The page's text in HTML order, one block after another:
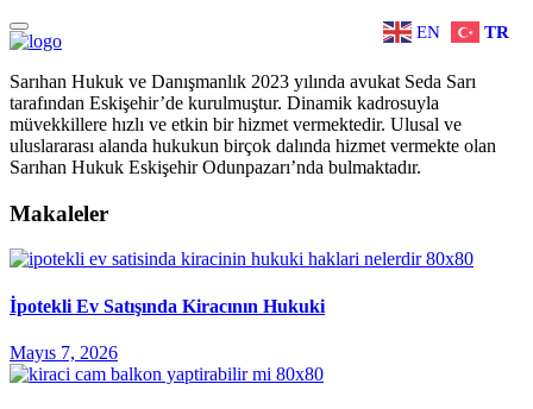
Sarıhan Hukuk ve Danışmanlık 2023 yılında avukat Seda Sarı
tarafından Eskişehir’de kurulmuştur. Dinamik kadrosuyla
müvekkillere hızlı ve etkin bir hizmet vermektedir. Ulusal ve
uluslararası alanda hukukun birçok dalında hizmet vermekte olan
Sarıhan Hukuk Eskişehir Odunpazarı’nda bulmaktadır.
Makaleler
İpotekli Ev Satışında Kiracının Hukuki
Mayıs 7, 2026
EN TR